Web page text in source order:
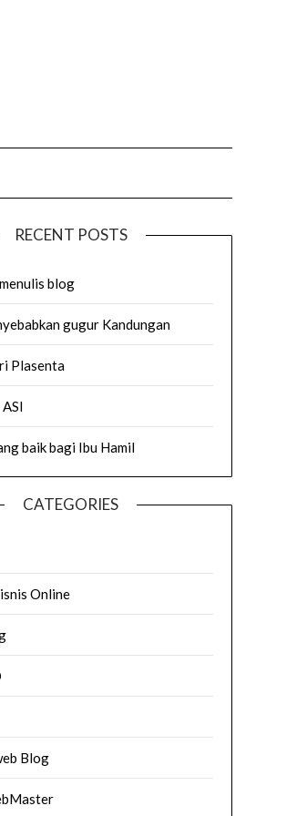
RECENT POSTS
blog
gugur Kandungan
Plasenta
baik bagi Ibu Hamil
CATEGORIES
Online
Blog